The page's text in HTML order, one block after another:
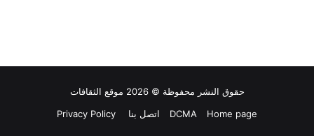
حقوق النشر محفوظة © 2026 موقع الثقافات
Home page
DCMA اتصل بنا Privacy Policy